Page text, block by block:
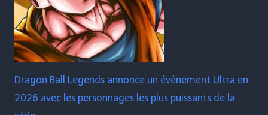
Dragon Ball Legends annonce un événement Ultra en
2026 avec les personnages les plus puissants de la